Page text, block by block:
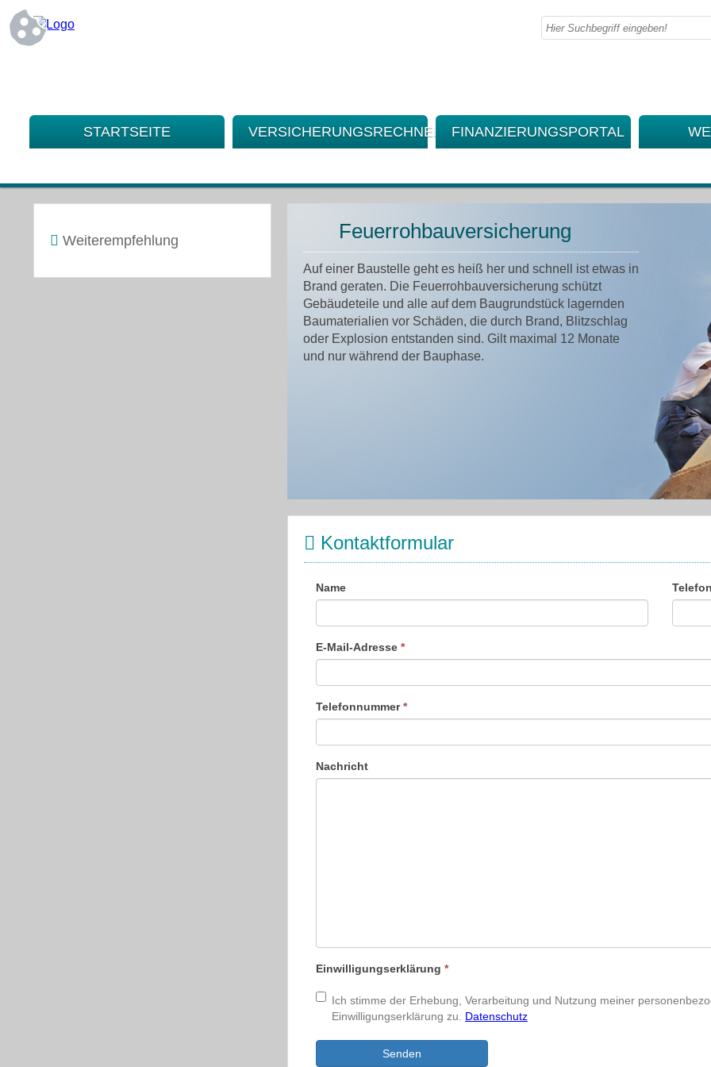
STARTSEITE VERSICHERUNGSRECHNER FINANZIERUNGSPORTAL
Weiterempfehlung Feuerrohbauversicherung
Auf einer Baustelle geht es heiß her und schnell ist etwas in
Brand geraten. Die Feuerrohbauversicherung schützt
Gebäudeteile und alle auf dem Baugrundstück lagernden
Baumaterialien vor Schäden, die durch Brand, Blitzschlag
oder Explosion entstanden sind. Gilt maximal 12 Monate
und nur während der Bauphase.
Kontaktformular
Name
E-Mail-Adresse *
Telefonnummer*
Nachricht
Einwilligungserklärung *
Ich stimme der Erhebung, Verarbeitung und Nutzung meiner
Einwilligungserklärung zu. Datenschutz
Senden